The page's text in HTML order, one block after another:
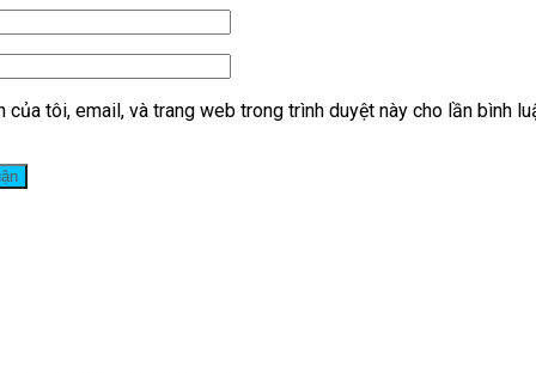
của tôi, email, và trang web trong trình duyệt này cho lần bình